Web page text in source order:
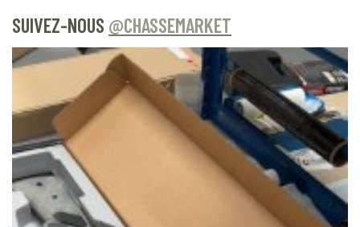
SUIVEZ-NOUS @CHASSEMARKET